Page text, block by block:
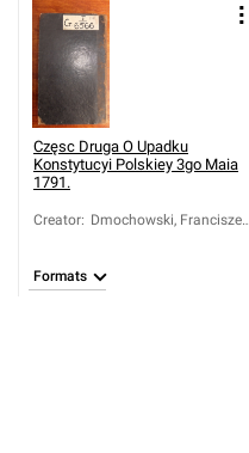
Częsc Druga O Upadku
Konstytucyi Polskiey 3go Maia
1791.
Creator: Dmochowski, Franciszek
Formats